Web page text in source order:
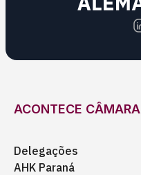
ACONTECE CÂMARA
Delegações
AHK Paraná